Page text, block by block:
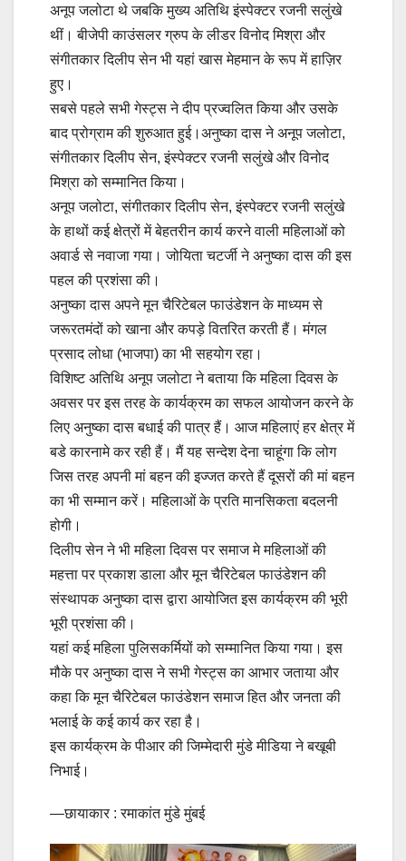
अनूप जलोटा थे जबकि मुख्य अतिथि इंस्पेक्टर रजनी सलुंखे
थीं। बीजेपी काउंसलर ग्रुप के लीडर विनोद मिश्रा और
संगीतकार दिलीप सेन भी यहां खास मेहमान के रूप में हाज़िर
हुए।
सबसे पहले सभी गेस्ट्स ने दीप प्रज्वलित किया और उसके
बाद प्रोग्राम की शुरुआत हुई।अनुष्का दास ने अनूप जलोटा,
संगीतकार दिलीप सेन, इंस्पेक्टर रजनी सलुंखे और विनोद
मिश्रा को सम्मानित किया।
अनूप जलोटा, संगीतकार दिलीप सेन, इंस्पेक्टर रजनी सलुंखे
के हाथों कई क्षेत्रों में बेहतरीन कार्य करने वाली महिलाओं को
अवार्ड से नवाजा गया। जोयिता चटर्जी ने अनुष्का दास की इस
पहल की प्रशंसा की।
अनुष्का दास अपने मून चैरिटेबल फाउंडेशन के माध्यम से
जरूरतमंदों को खाना और कपड़े वितरित करती हैं। मंगल
प्रसाद लोधा (भाजपा) का भी सहयोग रहा।
विशिष्ट अतिथि अनूप जलोटा ने बताया कि महिला दिवस के
अवसर पर इस तरह के कार्यक्रम का सफल आयोजन करने के
लिए अनुष्का दास बधाई की पात्र हैं। आज महिलाएं हर क्षेत्र में
बडे कारनामे कर रही हैं। मैं यह सन्देश देना चाहूंगा कि लोग
जिस तरह अपनी मां बहन की इज्जत करते हैं दूसरों की मां बहन
का भी सम्मान करें। महिलाओं के प्रति मानसिकता बदलनी
होगी।
दिलीप सेन ने भी महिला दिवस पर समाज मे महिलाओं की
महत्ता पर प्रकाश डाला और मून चैरिटेबल फाउंडेशन की
संस्थापक अनुष्का दास द्वारा आयोजित इस कार्यक्रम की भूरी
भूरी प्रशंसा की।
यहां कई महिला पुलिसकर्मियों को सम्मानित किया गया। इस
मौके पर अनुष्का दास ने सभी गेस्ट्स का आभार जताया और
कहा कि मून चैरिटेबल फाउंडेशन समाज हित और जनता की
भलाई के कई कार्य कर रहा है।
इस कार्यक्रम के पीआर की जिम्मेदारी मुंडे मीडिया ने बखूबी
निभाई।
—छायाकार : रमाकांत मुंडे मुंबई